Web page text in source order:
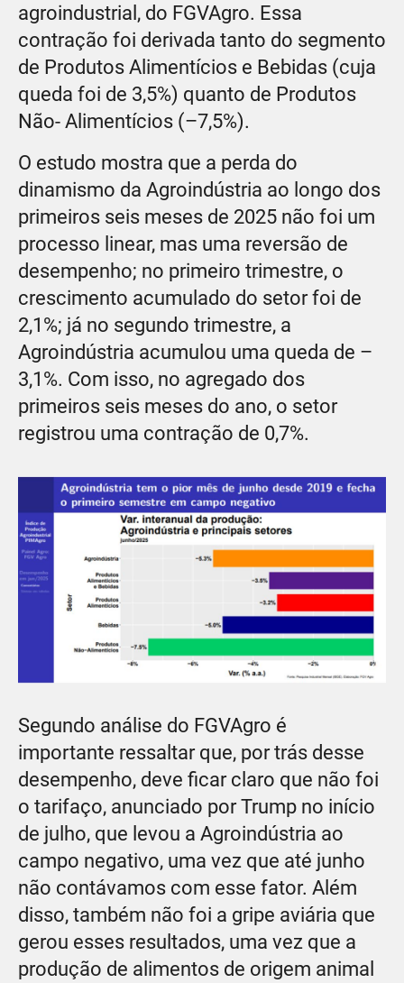
agroindustrial, do FGVAgro. Essa
contração foi derivada tanto do segmento
de Produtos Alimentícios e Bebidas (cuja
queda foi de 3,5%) quanto de Produtos
Não- Alimentícios (–7,5%).
O estudo mostra que a perda do
dinamismo da Agroindústria ao longo dos
primeiros seis meses de 2025 não foi um
processo linear, mas uma reversão de
desempenho; no primeiro trimestre, o
crescimento acumulado do setor foi de
2,1%; já no segundo trimestre, a
Agroindústria acumulou uma queda de –
3,1%. Com isso, no agregado dos
primeiros seis meses do ano, o setor
registrou uma contração de 0,7%.
Segundo análise do FGVAgro é
importante ressaltar que, por trás desse
desempenho, deve ficar claro que não foi
o tarifaço, anunciado por Trump no início
de julho, que levou a Agroindústria ao
campo negativo, uma vez que até junho
não contávamos com esse fator. Além
disso, também não foi a gripe aviária que
gerou esses resultados, uma vez que a
produção de alimentos de origem animal